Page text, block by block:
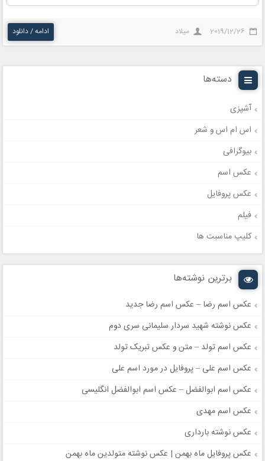
2019/12/26 میلاد ادامه / دانلود
دسته‌ها
آشپزی
اس ام اس و شعر
بیوگرافی
عکس اسم
عکس پروفایل
فیلم
کلیپ مناسبت ها
برترین نوشته‌ها
عکس اسم رضا – عکس اسم رضا جدید
عکس نوشته شهید سردار سلیمانی سری دوم
عکس اسم تولد – متن و عکس تبریک تولد
عکس اسم علی – پروفایل در مورد اسم علی
عکس اسم ابوالفضل – عکس اسم ابوالفضل انگلیسی
عکس اسم مهدی
عکس نوشته بارداری
عکس پروفایل ماه بهمن | عکس نوشته متولدین ماه بهمن